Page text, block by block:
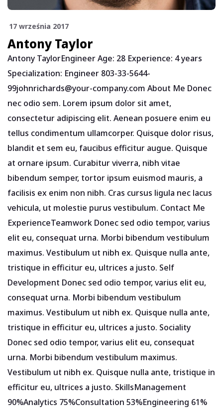
17 września 2017
Antony Taylor
Antony TaylorEngineer Age: 28 Experience: 4 years
Specialization: Engineer 803-33-5644-
99johnrichards@your-company.com About Me Donec
nec odio sem. Lorem ipsum dolor sit amet,
consectetur adipiscing elit. Aenean posuere enim eu
tellus condimentum ullamcorper. Quisque dolor risus,
blandit et sem eu, faucibus efficitur augue. Quisque
at ornare ipsum. Curabitur viverra, nibh vitae
bibendum semper, tortor ipsum euismod mauris, a
facilisis ex enim non nibh. Cras cursus ligula nec lacus
vehicula, ut molestie purus vestibulum. Contact Me
ExperienceTeamwork Donec sed odio tempor, varius
elit eu, consequat urna. Morbi bibendum vestibulum
maximus. Vestibulum ut nibh ex. Quisque nulla ante,
tristique in efficitur eu, ultrices a justo. Self
Development Donec sed odio tempor, varius elit eu,
consequat urna. Morbi bibendum vestibulum
maximus. Vestibulum ut nibh ex. Quisque nulla ante,
tristique in efficitur eu, ultrices a justo. Sociality
Donec sed odio tempor, varius elit eu, consequat
urna. Morbi bibendum vestibulum maximus.
Vestibulum ut nibh ex. Quisque nulla ante, tristique in
efficitur eu, ultrices a justo. SkillsManagement
90%Analytics 75%Consultation 53%Engineering 61%